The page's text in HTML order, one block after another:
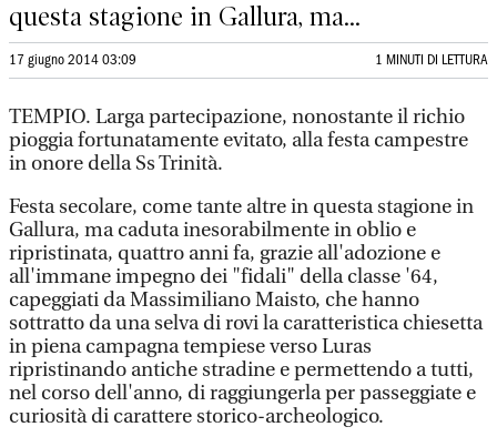
questa stagione in Gallura, ma...
17 giugno 2014 03:09 1 MINUTI DI LETTURA
TEMPIO. Larga partecipazione, nonostante il richio
pioggia fortunatamente evitato, alla festa campestre
in onore della Ss Trinità.
Festa secolare, come tante altre in questa stagione in
Gallura, ma caduta inesorabilmente in oblio e
ripristinata, quattro anni fa, grazie all'adozione e
all'immane impegno dei "fidali" della classe '64,
capeggiati da Massimiliano Maisto, che hanno
sottratto da una selva di rovi la caratteristica chiesetta
in piena campagna tempiese verso Luras
ripristinando antiche stradine e permettendo a tutti,
nel corso dell'anno, di raggiungerla per passeggiate e
curiosità di carattere storico-archeologico.